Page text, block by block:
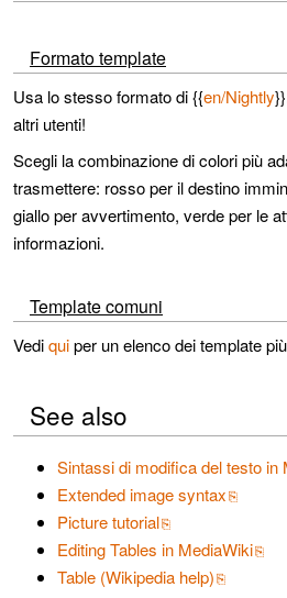
Formato template
Usa lo stesso formato di {{en/Nightly
altri utenti!
Scegli la combinazione di colori più
trasmettere: rosso per il destino
giallo per avvertimento, verde per le
informazioni.
Template comuni
Vediquiper un elenco dei template
See also
Sintassi di modifica del testo in
Extended image syntax
Picture tutorial
Editing Tables in MediaWiki
Table (Wikipedia help)